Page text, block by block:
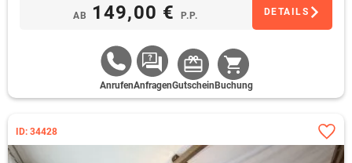
AB 149,00 € P.P. DETAILS
AnrufenAnfragenGutschein Buchung
ID: 34428